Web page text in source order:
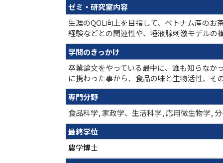
ゼミ・研究室内容
生涯のQOL向上を目指して、ベトナム産の
経験などとの関連性や、唾液腺刺激モデルの
学問のきっかけ
卒業論文をやっている最中に、誰も知らなか
に携わった事から、食品の味と生物活性、そ
専門分野
食品科学, 家政学、生活科学, 応用微生物学,
最終学位
農学博士